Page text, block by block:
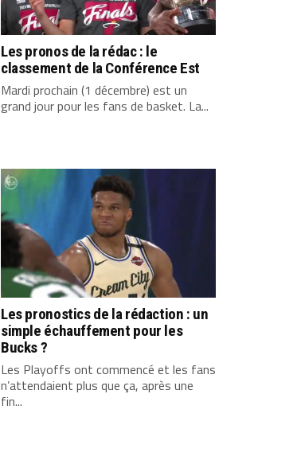
Les pronos de la rédac : le
classement de la Conférence Est
Mardi prochain (1 décembre) est un
grand jour pour les fans de basket. La...
Les pronostics de la rédaction : un
simple échauffement pour les
Bucks ?
Les Playoffs ont commencé et les fans
n’attendaient plus que ça, après une
fin...